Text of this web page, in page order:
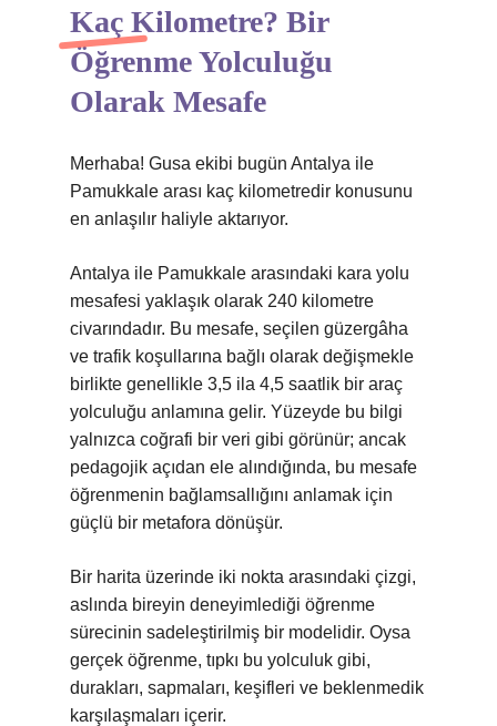
Kaç Kilometre? Bir
Öğrenme Yolculuğu
Olarak Mesafe
Merhaba! Gusa ekibi bugün Antalya ile
Pamukkale arası kaç kilometredir konusunu
en anlaşılır haliyle aktarıyor.
Antalya ile Pamukkale arasındaki kara yolu
mesafesi yaklaşık olarak 240 kilometre
civarındadır. Bu mesafe, seçilen güzergâha
ve trafik koşullarına bağlı olarak değişmekle
birlikte genellikle 3,5 ila 4,5 saatlik bir araç
yolculuğu anlamına gelir. Yüzeyde bu bilgi
yalnızca coğrafi bir veri gibi görünür; ancak
pedagojik açıdan ele alındığında, bu mesafe
öğrenmenin bağlamsallığını anlamak için
güçlü bir metafora dönüşür.
Bir harita üzerinde iki nokta arasındaki çizgi,
aslında bireyin deneyimlediği öğrenme
sürecinin sadeleştirilmiş bir modelidir. Oysa
gerçek öğrenme, tıpkı bu yolculuk gibi,
durakları, sapmaları, keşifleri ve beklenmedik
karşılaşmaları içerir.